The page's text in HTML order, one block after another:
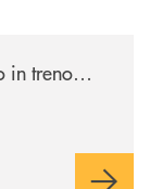
in treno…